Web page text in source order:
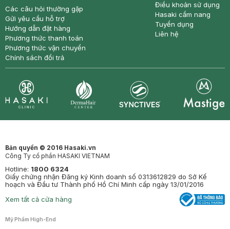
Các câu hỏi thường gặp
Gửi yêu cầu hỗ trợ
Hướng dẫn đặt hàng
Phương thức thanh toán
Phương thức vận chuyển
Chính sách đổi trả
Điều khoản sử dụng
Hasaki cẩm nang
Tuyển dụng
Liên hệ
Bản quyền © 2016 Hasaki.vn
Công Ty cổ phần HASAKI VIETNAM
Hotline: 1800 6324
Giấy chứng nhận Đăng ký Kinh doanh số 0313612829 do Sở Kế
hoạch và Đầu tư Thành phố Hồ Chí Minh cấp ngày 13/01/2016
Xem tất cả cửa hàng
Mỹ Phẩm High-End